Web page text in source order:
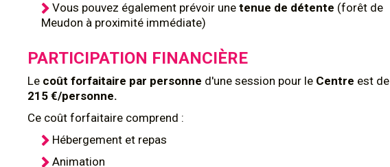
Vous pouvez également prévoir une tenue de détente (forêt de
Meudon à proximité immédiate)
PARTICIPATION FINANCIÈRE
Le coût forfaitaire par personne d'une session pour le Centre est de
215 €/personne.
Ce coût forfaitaire comprend :
Hébergement et repas
Animation